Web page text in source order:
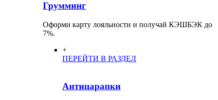
Грумминг
Оформи карту лояльности и получай КЭШБЭК до
7%.
+
ПЕРЕЙТИ В РАЗДЕЛ
Антицарапки